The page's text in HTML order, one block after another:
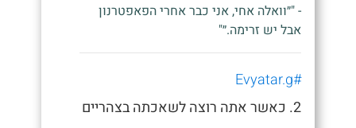
- "״וואלה אחי, אני כבר אחרי הפאפטרנון
אבל יש זרימה.״"
#Evyatar.g
2. כאשר אתה רוצה לשאכתה בצהריים